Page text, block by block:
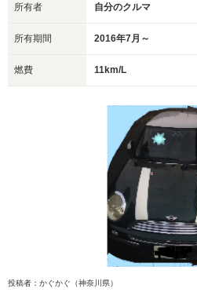
所有者 自分のクルマ
所有期間 2016年7月～
燃費 11km/L
投稿者：かぐかぐ（神奈川県）